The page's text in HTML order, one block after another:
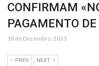
CONFIRMAM
PAGAMENTO
18 de Dezembro, 2023
PREV NEXT